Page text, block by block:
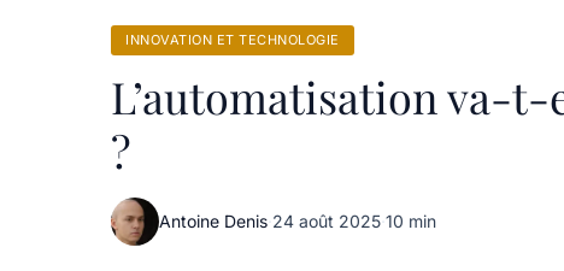
INNOVATION ET TECHNOLOGIE
L’automatisation va-
?
Antoine Denis·24 août 2025·10 min